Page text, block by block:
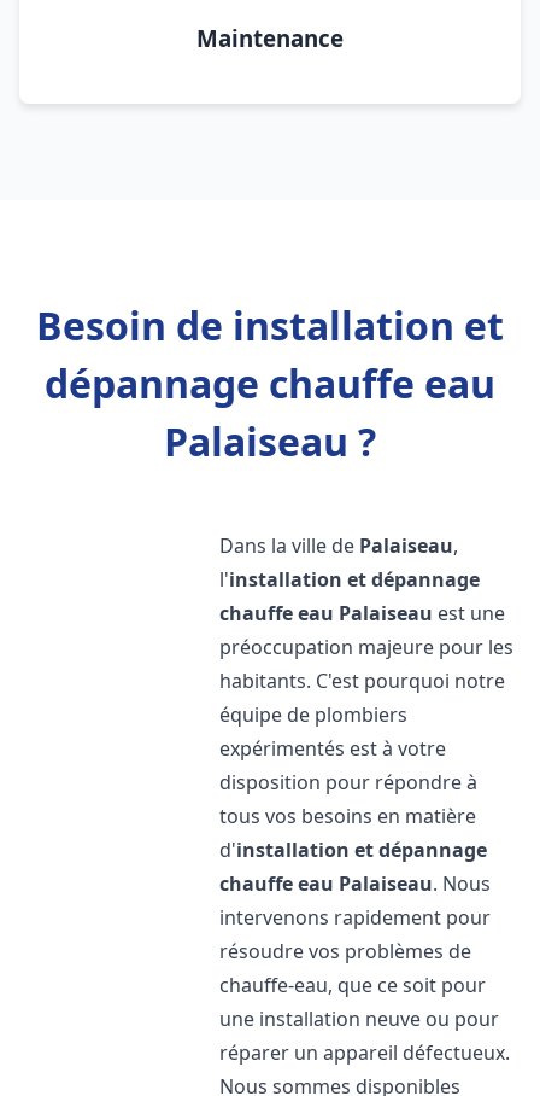
Maintenance
Besoin de installation et
dépannage chauffe eau
Palaiseau ?
Dans la ville de Palaiseau,
l'installation et dépannage
chauffe eau Palaiseau est une
préoccupation majeure pour les
habitants. C'est pourquoi notre
équipe de plombiers
expérimentés est à votre
disposition pour répondre à
tous vos besoins en matière
d'installation et dépannage
chauffe eau Palaiseau. Nous
intervenons rapidement pour
résoudre vos problèmes de
chauffe-eau, que ce soit pour
une installation neuve ou pour
réparer un appareil défectueux.
Nous sommes disponibles